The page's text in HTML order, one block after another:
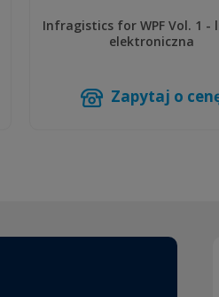
Infragistics for WPF Vol. 1 -
elektroniczna
Zapytaj o